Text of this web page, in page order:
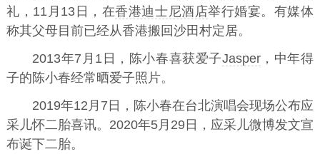
礼，11月13日，在香港迪士尼酒店举行婚宴。有媒体
称其父母目前已经从香港搬回沙田村定居。
2013年7月1日，陈小春喜获爱子Jasper，中年得
子的陈小春经常晒爱子照片。
2019年12月7日，陈小春在台北演唱会现场公布应
采儿怀二胎喜讯。2020年5月29日，应采儿微博发文宣
布诞下二胎。